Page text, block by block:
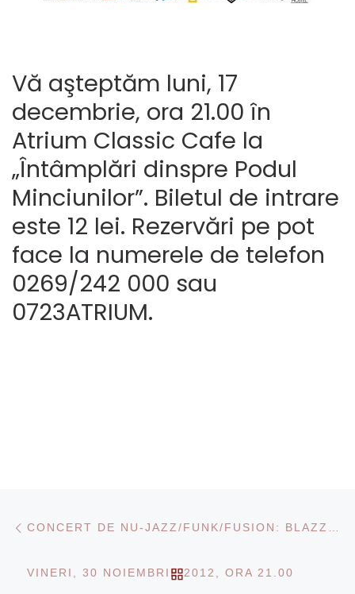
Vă aşteptăm luni, 17
decembrie, ora 21.00 în
Atrium Classic Cafe la
„Întâmplări dinspre Podul
Minciunilor”. Biletul de intrare
este 12 lei. Rezervări pe pot
face la numerele de telefon
0269/242 000 sau
0723ATRIUM.
Navigare în articole
VINERI, 30 NOIEMBRIE 2012, ORA 21.00
ÎNAPOI LA LISTA CU